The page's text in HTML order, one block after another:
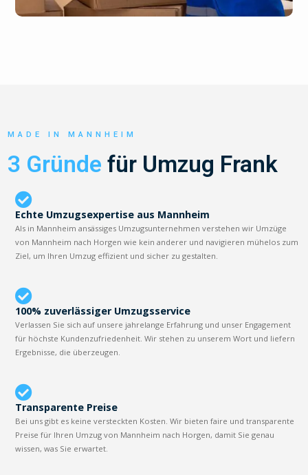
MADE IN MANNHEIM
3 Gründe für Umzug Frank
Echte Umzugsexpertise aus Mannheim
Als in Mannheim ansässiges Umzugsunternehmen verstehen wir Umzüge
von Mannheim nach Horgen wie kein anderer und navigieren mühelos zum
Ziel, um Ihren Umzug effizient und sicher zu gestalten.
100% zuverlässiger Umzugsservice
Verlassen Sie sich auf unsere jahrelange Erfahrung und unser Engagement
für höchste Kundenzufriedenheit. Wir stehen zu unserem Wort und liefern
Ergebnisse, die überzeugen.
Transparente Preise
Bei uns gibt es keine versteckten Kosten. Wir bieten faire und transparente
Preise für Ihren Umzug von Mannheim nach Horgen, damit Sie genau
wissen, was Sie erwartet.